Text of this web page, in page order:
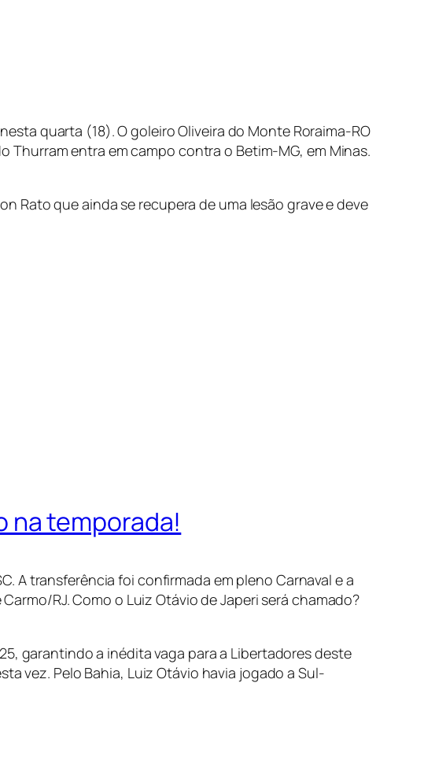
quarta (18). O goleiro Oliveira do Monte Roraima-RO
Thurram entra em campo contra o Betim-MG, em Minas.
Rato que ainda se recupera de uma lesão grave e deve
na temporada!
A transferência foi confirmada em pleno Carnaval e a
RJ. Como o Luiz Otávio de Japeri será chamado?
garantindo a inédita vaga para a Libertadores deste
vez. Pelo Bahia, Luiz Otávio havia jogado a Sul-